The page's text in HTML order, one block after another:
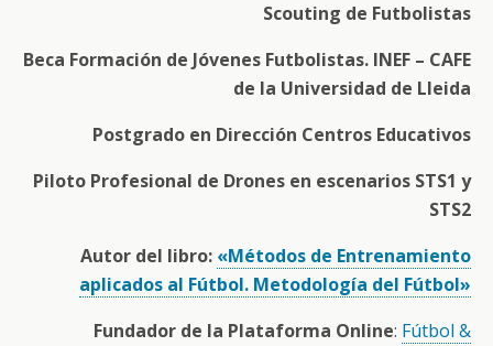
Scouting de Futbolistas
Beca Formación de Jóvenes Futbolistas. INEF – CAFE
de la Universidad de Lleida
Postgrado en Dirección Centros Educativos
Piloto Profesional de Drones en escenarios STS1 y
STS2
Autor del libro: «Métodos de Entrenamiento
aplicados al Fútbol. Metodología del Fútbol»
Fundador de la Plataforma Online: Fútbol &